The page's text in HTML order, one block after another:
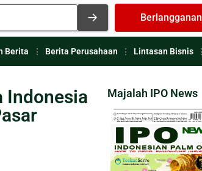
Berlangganan
Berita Berita Perusahaan Lintasan Bisnis
Indonesia
Majalah IPO News